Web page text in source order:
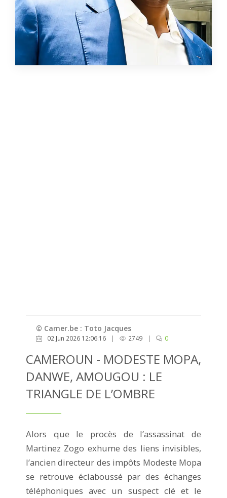
© Camer.be : Toto Jacques
02 Jun 2026 12:06:16 | 2749 | 0
CAMEROUN - MODESTE MOPA,
DANWE, AMOUGOU : LE
TRIANGLE DE L’OMBRE
Alors que le procès de l’assassinat de
Martinez Zogo exhume des liens invisibles,
l’ancien directeur des impôts Modeste Mopa
se retrouve éclaboussé par des échanges
téléphoniques avec un suspect clé et le